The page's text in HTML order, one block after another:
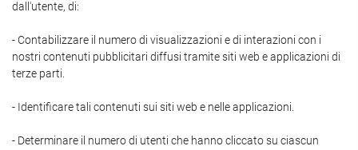
dall'utente, di:
- Contabilizzare il numero di visualizzazioni e di interazioni con i
nostri contenuti pubblicitari diffusi tramite siti web e applicazioni di
terze parti.
- Identificare tali contenuti sui siti web e nelle applicazioni.
- Determinare il numero di utenti che hanno cliccato su ciascun